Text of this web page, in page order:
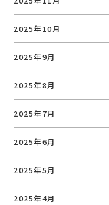
2025年10月
2025年9月
2025年8月
2025年7月
2025年6月
2025年5月
2025年4月